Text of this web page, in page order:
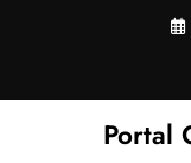
Portal